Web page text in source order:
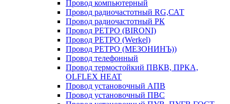
Провод компьютерный
Провод радиочастотный RG,САТ
Провод радиочастотный РК
Провод РЕТРО (BIRONI)
Провод РЕТРО (Werkel)
Провод РЕТРО (МЕЗОНИНЪ))
Провод телефонный
Провод термостойкий ПВКВ, ПРКА,
OLFLEX HEAT
Провод установочный АПВ
Провод установочный ПВС